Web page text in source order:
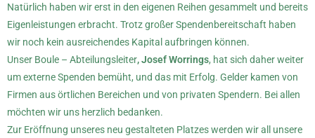
Natürlich haben wir erst in den eigenen Reihen gesammelt und bereits
Eigenleistungen erbracht. Trotz großer Spendenbereitschaft haben
wir noch kein ausreichendes Kapital aufbringen können.
Unser Boule – Abteilungsleiter, Josef Worrings, hat sich daher weiter
um externe Spenden bemüht, und das mit Erfolg. Gelder kamen von
Firmen aus örtlichen Bereichen und von privaten Spendern. Bei allen
möchten wir uns herzlich bedanken.
Zur Eröffnung unseres neu gestalteten Platzes werden wir all unsere